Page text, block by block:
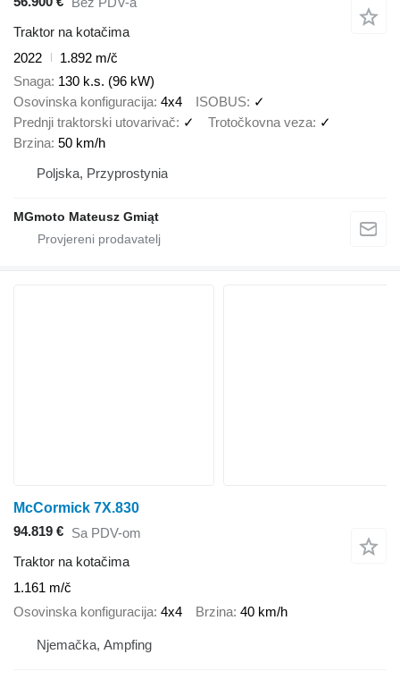
Traktor na kotačima
2022
1.892 m/č
Snaga 130 k.s. (96 kW)
Osovinska konfiguracija 4x4 ISOBUS ✓
Prednji traktorski utovarivač
✓ Trotočkovna veza ✓
Brzina 50 km/h
Poljska, Przyprostynia
MGmoto Mateusz Gmiąt
McCormick 7X.830
94.819 € Sa PDV-om
Traktor na kotačima
1.161 m/č
Osovinska konfiguracija 4x4 Brzina 40 km/h
Njemačka, Ampfing